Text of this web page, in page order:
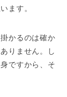
ます。
かるのは確か
りません。し
ですから、そ